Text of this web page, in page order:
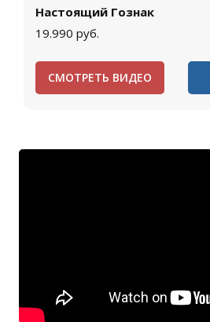
Настоящий Гознак
19.990 руб.
СМОТРЕТЬ ВИДЕО